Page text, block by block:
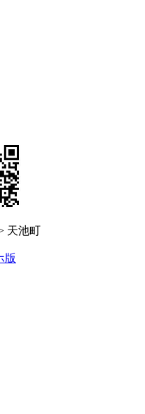
天池町
版